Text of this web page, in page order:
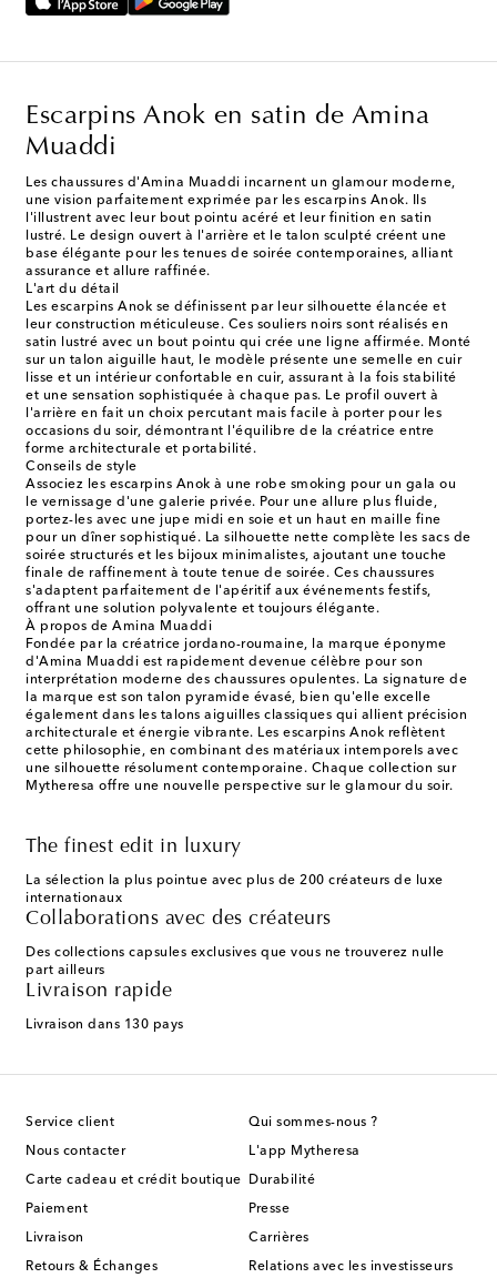
Escarpins Anok en satin de Amina
Muaddi
Les chaussures d'Amina Muaddi incarnent un glamour moderne,
une vision parfaitement exprimée par les escarpins Anok. Ils
l'illustrent avec leur bout pointu acéré et leur finition en satin
lustré. Le design ouvert à l'arrière et le talon sculpté créent une
base élégante pour les tenues de soirée contemporaines, alliant
assurance et allure raffinée.
L'art du détail
Les escarpins Anok se définissent par leur silhouette élancée et
leur construction méticuleuse. Ces souliers noirs sont réalisés en
satin lustré avec un bout pointu qui crée une ligne affirmée. Monté
sur un talon aiguille haut, le modèle présente une semelle en cuir
lisse et un intérieur confortable en cuir, assurant à la fois stabilité
et une sensation sophistiquée à chaque pas. Le profil ouvert à
l'arrière en fait un choix percutant mais facile à porter pour les
occasions du soir, démontrant l'équilibre de la créatrice entre
forme architecturale et portabilité.
Conseils de style
Associez les escarpins Anok à une robe smoking pour un gala ou
le vernissage d'une galerie privée. Pour une allure plus fluide,
portez-les avec une jupe midi en soie et un haut en maille fine
pour un dîner sophistiqué. La silhouette nette complète les sacs de
soirée structurés et les bijoux minimalistes, ajoutant une touche
finale de raffinement à toute tenue de soirée. Ces chaussures
s'adaptent parfaitement de l'apéritif aux événements festifs,
offrant une solution polyvalente et toujours élégante.
À propos de Amina Muaddi
Fondée par la créatrice jordano-roumaine, la marque éponyme
d'Amina Muaddi est rapidement devenue célèbre pour son
interprétation moderne des chaussures opulentes. La signature de
la marque est son talon pyramide évasé, bien qu'elle excelle
également dans les talons aiguilles classiques qui allient précision
architecturale et énergie vibrante. Les escarpins Anok reflètent
cette philosophie, en combinant des matériaux intemporels avec
une silhouette résolument contemporaine. Chaque collection sur
Mytheresa offre une nouvelle perspective sur le glamour du soir.
The finest edit in luxury
La sélection la plus pointue avec plus de 200 créateurs de luxe
internationaux
Collaborations avec des créateurs
Des collections capsules exclusives que vous ne trouverez nulle
part ailleurs
Livraison rapide
Livraison dans 130 pays
Service client
Nous contacter
Carte cadeau et crédit boutique
Paiement
Livraison
Retours & Échanges
Qui sommes-nous ?
L'app Mytheresa
Durabilité
Presse
Carrières
Relations avec les investisseurs